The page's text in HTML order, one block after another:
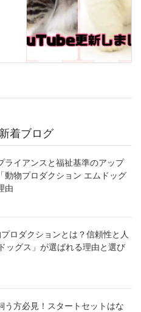
着ブログ
ライアンスと福祉基準のアップ
動物プロダクション エムドッグ
由
ロダクションとは？信頼性と人
ッグス」が選ばれる理由と選び
う方必見！スタートセットはな